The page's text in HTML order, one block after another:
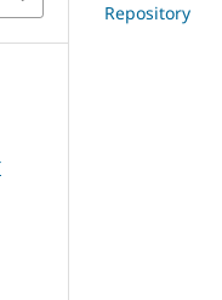
Repository